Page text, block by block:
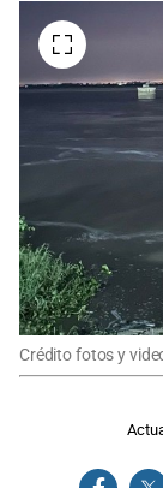
Crédito fotos y